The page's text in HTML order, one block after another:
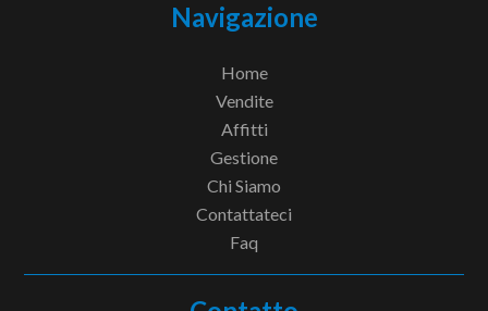
Navigazione
Home
Vendite
Affitti
Gestione
Chi Siamo
Contattateci
Faq